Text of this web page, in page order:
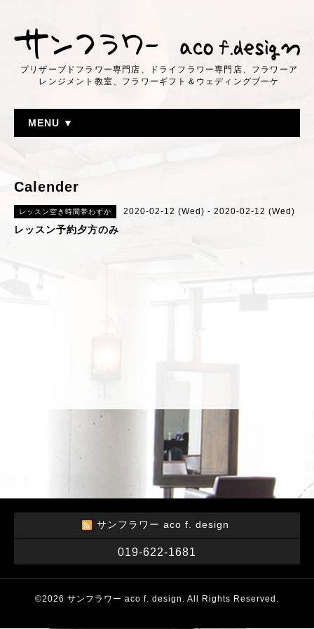
プリザーブドフラワー専門店、ドライフラワー専門店、フラワーア
レンジメント教室、フラワーギフト＆ウェディングブーケ
MENU ▼
Calender
レッスン空き時間帯わずか 2020-02-12 (Wed) - 2020-02-12 (Wed)
レッスン予約夕方のみ
サンフラワー aco f. design
019-622-1681
©2026 サンフラワー aco f. design . All Rights Reserved.